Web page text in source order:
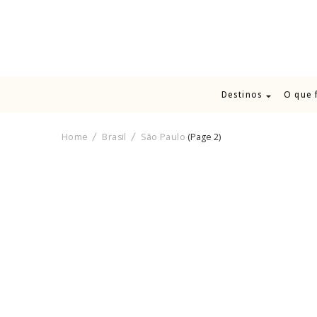
Destinos O que
Home Brasil São Paulo (Page 2)